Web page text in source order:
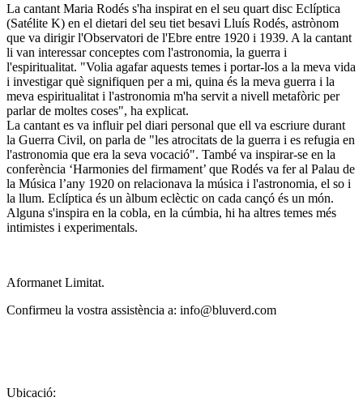
La cantant Maria Rodés s'ha inspirat en el seu quart disc Eclíptica
(Satélite K) en el dietari del seu tiet besavi Lluís Rodés, astrònom
que va dirigir l'Observatori de l'Ebre entre 1920 i 1939. A la cantant
li van interessar conceptes com l'astronomia, la guerra i
l'espiritualitat. "Volia agafar aquests temes i portar-los a la meva vida
i investigar què signifiquen per a mi, quina és la meva guerra i la
meva espiritualitat i l'astronomia m'ha servit a nivell metafòric per
parlar de moltes coses", ha explicat.
La cantant es va influir pel diari personal que ell va escriure durant
la Guerra Civil, on parla de "les atrocitats de la guerra i es refugia en
l'astronomia que era la seva vocació". També va inspirar-se en la
conferència ‘Harmonies del firmament’ que Rodés va fer al Palau de
la Música l’any 1920 on relacionava la música i l'astronomia, el so i
la llum. Eclíptica és un àlbum eclèctic on cada cançó és un món.
Alguna s'inspira en la cobla, en la cúmbia, hi ha altres temes més
intimistes i experimentals.
Aformanet Limitat.
Confirmeu la vostra assistència a: info@bluverd.com
Ubicació: